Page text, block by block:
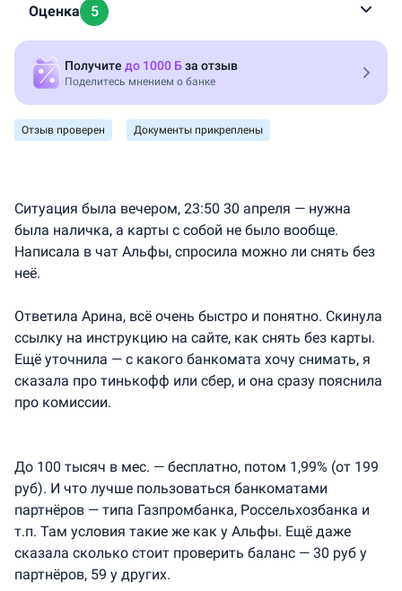
Оценка 5
Прозрачные условия
Вежливые сотрудники
Доступность и поддержка
Удобство приложения, сайта
Получите до 1000 Бза отзыв
Поделитесь мнением о банке
Отзыв проверен Документы прикреплены
Ситуация была вечером, 23:50 30 апреля — нужна
была наличка, а карты с собой не было вообще.
Написала в чат Альфы, спросила можно ли снять без
неё.
Ответила Арина, всё очень быстро и понятно. Скинула
ссылку на инструкцию на сайте, как снять без карты.
Ещё уточнила — с какого банкомата хочу снимать, я
сказала про тинькофф или сбер, и она сразу пояснила
про комиссии.
До 100 тысяч в мес. — бесплатно, потом 1,99% (от 199
руб). И что лучше пользоваться банкоматами
партнёров — типа Газпромбанка, Россельхозбанка и
т.п. Там условия такие же как у Альфы. Ещё даже
сказала сколько стоит проверить баланс — 30 руб у
партнёров, 59 у других.